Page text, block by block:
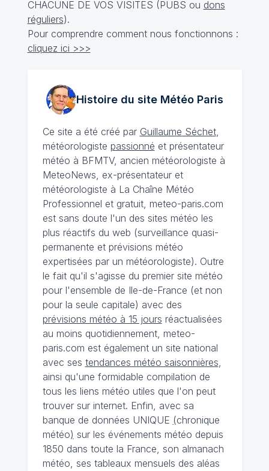
CHACUNE DE VOS VISITES (PUBS ou dons
réguliers).
Pour comprendre comment nous fonctionnons :
cliquez ici >>>
Histoire du site MétéoParis
Ce site a été créé par Guillaume Séchet,
météorologiste passionné et présentateur
météo à BFMTV, ancien météorologiste à
MeteoNews, ex-présentateur et
météorologiste à La Chaîne Météo
Professionnel et gratuit, meteo-paris.com
est sans doute l'un des sites météo les
plus réactifs du web (surveillance quasi-
permanente et prévisions météo
expertisées par un météorologiste). Outre
le fait qu'il s'agisse du premier site météo
pour l'ensemble de Ile-de-France (et non
pour la seule capitale) avec des
prévisions météo à 15 jours réactualisées
au moins quotidiennement, meteo-
paris.com est également un site national
avec ses tendances météo saisonnières,
ainsi qu'une formidable compilation de
tous les liens météo utiles que l'on peut
trouver sur internet. Enfin, avec sa
banque de données UNIQUE (chronique
météo) sur les événements météo depuis
1850 dans toute la France, son almanach
météo, ses tableaux mensuels des aléas